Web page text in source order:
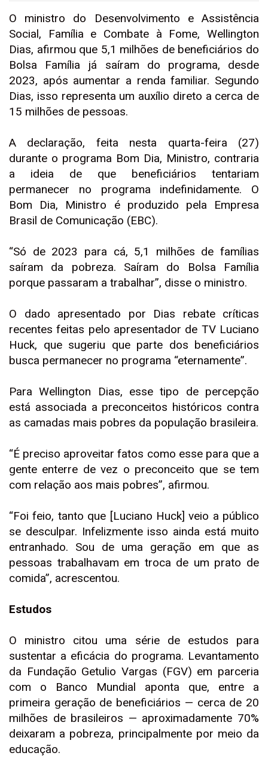
O ministro do Desenvolvimento e Assistência
Social, Família e Combate à Fome, Wellington
Dias, afirmou que 5,1 milhões de beneficiários do
Bolsa Família já saíram do programa, desde
2023, após aumentar a renda familiar. Segundo
Dias, isso representa um auxílio direto a cerca de
15 milhões de pessoas.
A declaração, feita nesta quarta-feira (27)
durante o programa Bom Dia, Ministro, contraria
a ideia de que beneficiários tentariam
permanecer no programa indefinidamente. O
Bom Dia, Ministro é produzido pela Empresa
Brasil de Comunicação (EBC).
“Só de 2023 para cá, 5,1 milhões de famílias
saíram da pobreza. Saíram do Bolsa Família
porque passaram a trabalhar”, disse o ministro.
O dado apresentado por Dias rebate críticas
recentes feitas pelo apresentador de TV Luciano
Huck, que sugeriu que parte dos beneficiários
busca permanecer no programa “eternamente”.
Para Wellington Dias, esse tipo de percepção
está associada a preconceitos históricos contra
as camadas mais pobres da população brasileira.
“É preciso aproveitar fatos como esse para que a
gente enterre de vez o preconceito que se tem
com relação aos mais pobres”, afirmou.
“Foi feio, tanto que [Luciano Huck] veio a público
se desculpar. Infelizmente isso ainda está muito
entranhado. Sou de uma geração em que as
pessoas trabalhavam em troca de um prato de
comida”, acrescentou.
Estudos
O ministro citou uma série de estudos para
sustentar a eficácia do programa. Levantamento
da Fundação Getulio Vargas (FGV) em parceria
com o Banco Mundial aponta que, entre a
primeira geração de beneficiários — cerca de 20
milhões de brasileiros — aproximadamente 70%
deixaram a pobreza, principalmente por meio da
educação.